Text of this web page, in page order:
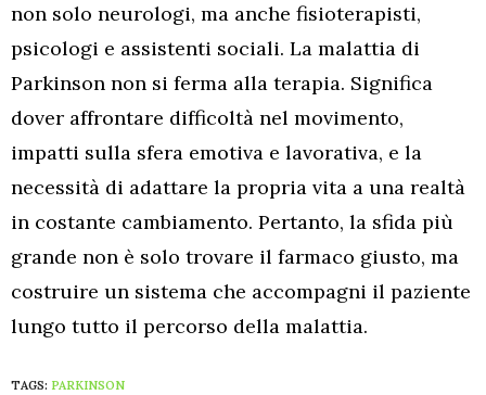
non solo neurologi, ma anche fisioterapisti,
psicologi e assistenti sociali. La malattia di
Parkinson non si ferma alla terapia. Significa
dover affrontare difficoltà nel movimento,
impatti sulla sfera emotiva e lavorativa, e la
necessità di adattare la propria vita a una realtà
in costante cambiamento. Pertanto, la sfida più
grande non è solo trovare il farmaco giusto, ma
costruire un sistema che accompagni il paziente
lungo tutto il percorso della malattia.
TAGS: PARKINSON